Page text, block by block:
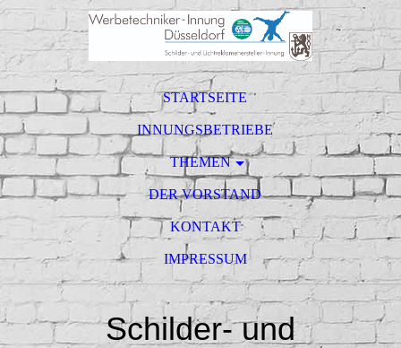
STARTSEITE
INNUNGSBETRIEBE
THEMEN
DER VORSTAND
KONTAKT
IMPRESSUM
Schilder- und